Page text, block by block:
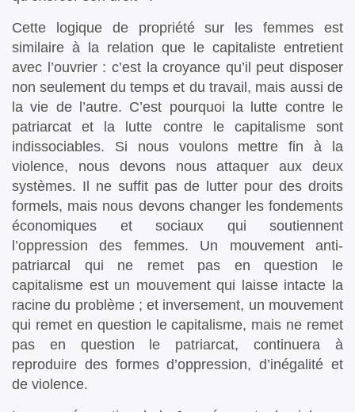
Cette logique de propriété sur les femmes est
similaire à la relation que le capitaliste entretient
avec l’ouvrier : c’est la croyance qu’il peut disposer
non seulement du temps et du travail, mais aussi de
la vie de l’autre. C’est pourquoi la lutte contre le
patriarcat et la lutte contre le capitalisme sont
indissociables. Si nous voulons mettre fin à la
violence, nous devons nous attaquer aux deux
systèmes. Il ne suffit pas de lutter pour des droits
formels, mais nous devons changer les fondements
économiques et sociaux qui soutiennent
l’oppression des femmes. Un mouvement anti-
patriarcal qui ne remet pas en question le
capitalisme est un mouvement qui laisse intacte la
racine du problème ; et inversement, un mouvement
qui remet en question le capitalisme, mais ne remet
pas en question le patriarcat, continuera à
reproduire des formes d’oppression, d’inégalité et
de violence.